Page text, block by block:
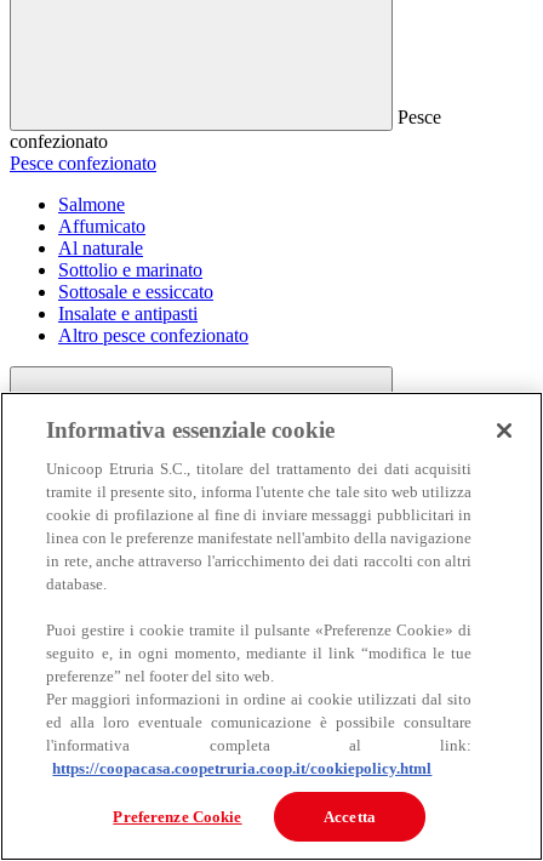
Pesce
confezionato
Pesce confezionato
Salmone
Affumicato
Al naturale
Sottolio e marinato
Sottosale e essiccato
Insalate e antipasti
Altro pesce confezionato
Carne
Carne
Bovino
Informativa essenziale cookie
Unicoop Etruria S.C., titolare del trattamento dei dati acquisiti
tramite il presente sito, informa l'utente che tale sito web utilizza
cookie di profilazione al fine di inviare messaggi pubblicitari in
linea con le preferenze manifestate nell'ambito della navigazione
in rete, anche attraverso l'arricchimento dei dati raccolti con altri
database.
Puoi gestire i cookie tramite il pulsante «Preferenze Cookie» di
seguito e, in ogni momento, mediante il link “modifica le tue
preferenze” nel footer del sito web.
Per maggiori informazioni in ordine ai cookie utilizzati dal sito
ed alla loro eventuale comunicazione è possibile consultare
l'informativa completa al link:
https://coopacasa.coopetruria.coop.it/cookiepolicy.html
Preferenze Cookie Accetta